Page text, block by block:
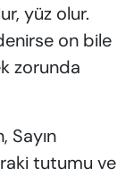
yüz olur.
on bile
zorunda
Sayın
tutumu ve